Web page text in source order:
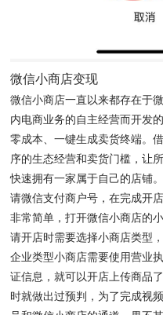
微信小商店变现
微信小商店一直以来都存在于
内电商业务的自主经营而开发
零成本、一键生成卖货终端。
序的生态经营和卖货门槛，让
快速拥有一家属于自己的店铺
请微信支付商户号，在完成开
非常简单，打开微信小商店的
请开店时需要选择小商店类型
企业类型小商店需要使用营业
证信息，就可以开店上传商品
时就做出过预判，为了完成视